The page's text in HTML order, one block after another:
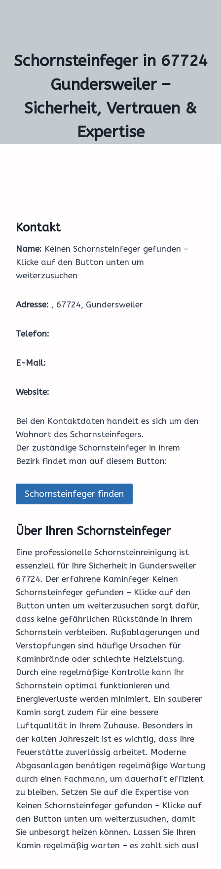
Schornsteinfeger in 67724
Gundersweiler –
Sicherheit, Vertrauen &
Expertise
Kontakt
Name: Keinen Schornsteinfeger gefunden –
Klicke auf den Button unten um
weiterzusuchen
Adresse: , 67724, Gundersweiler
Telefon:
E-Mail:
Website:
Bei den Kontaktdaten handelt es sich um den
Wohnort des Schornsteinfegers.
Der zuständige Schornsteinfeger in ihrem
Bezirk findet man auf diesem Button:
Schornsteinfeger finden
Über Ihren Schornsteinfeger
Eine professionelle Schornsteinreinigung ist
essenziell für Ihre Sicherheit in Gundersweiler
67724. Der erfahrene Kaminfeger Keinen
Schornsteinfeger gefunden – Klicke auf den
Button unten um weiterzusuchen sorgt dafür,
dass keine gefährlichen Rückstände in Ihrem
Schornstein verbleiben. Rußablagerungen und
Verstopfungen sind häufige Ursachen für
Kaminbrände oder schlechte Heizleistung.
Durch eine regelmäßige Kontrolle kann Ihr
Schornstein optimal funktionieren und
Energieverluste werden minimiert. Ein sauberer
Kamin sorgt zudem für eine bessere
Luftqualität in Ihrem Zuhause. Besonders in
der kalten Jahreszeit ist es wichtig, dass Ihre
Feuerstätte zuverlässig arbeitet. Moderne
Abgasanlagen benötigen regelmäßige Wartung
durch einen Fachmann, um dauerhaft effizient
zu bleiben. Setzen Sie auf die Expertise von
Keinen Schornsteinfeger gefunden – Klicke auf
den Button unten um weiterzusuchen, damit
Sie unbesorgt heizen können. Lassen Sie Ihren
Kamin regelmäßig warten – es zahlt sich aus!